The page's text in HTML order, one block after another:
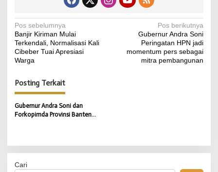
N
a
v
g
a
s
o
s
Pos sebelumnya
Banjir Kiriman Mulai
Terkendali, Normalisasi Kali
Cibeber Tuai Apresiasi
Warga
Pos berikutnya
Gubernur Andra Soni
Peringatan HPN jadi
momentum pers sebagai
mitra pembangunan
Posting Terkait
Gubernur Andra Soni dan
Forkopimda Provinsi Banten
Cari